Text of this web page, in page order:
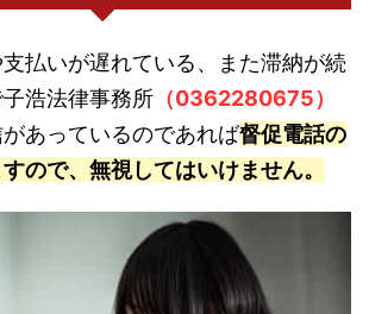
払いが遅れている、また滞納が続
浩法律事務所 （0362280675）
あっているのであれば督促電話の
ので、無視してはいけません。